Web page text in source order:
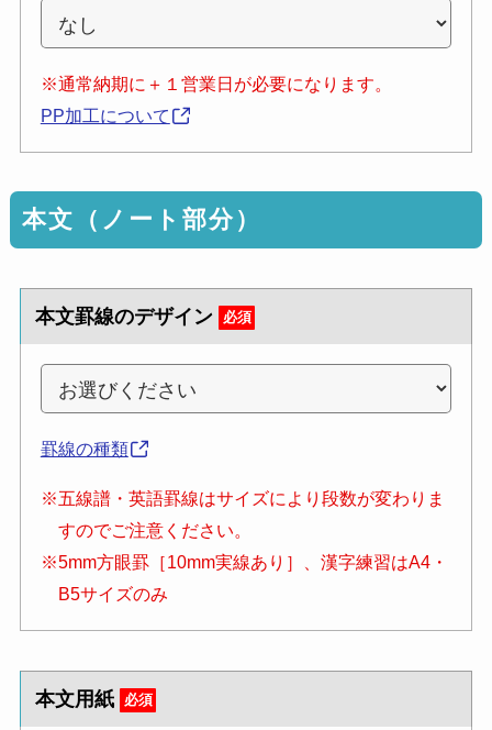
※通常納期に＋１営業日が必要になります。
PP加工について
本文（ノート部分）
本文罫線のデザイン 必須
罫線の種類
※五線譜・英語罫線はサイズにより段数が変わりま
すのでご注意ください。
※5mm方眼罫［10mm実線あり］、漢字練習はA4・
B5サイズのみ
本文用紙 必須